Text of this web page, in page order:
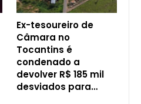
Ex-tesoureiro de
Câmara no
Tocantins é
condenado a
devolver R$ 185 mil
desviados para…